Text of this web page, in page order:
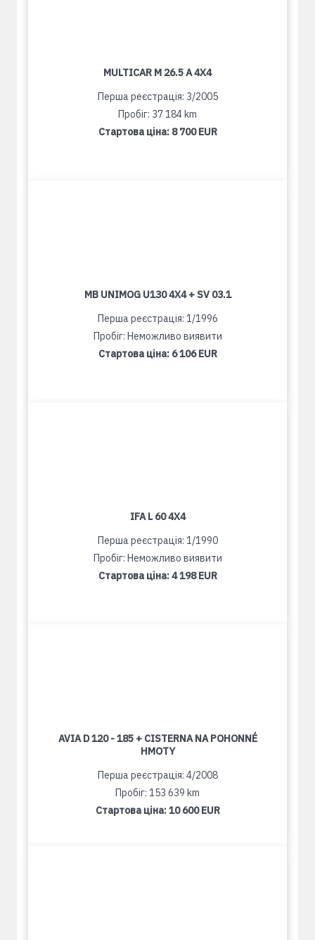
MULTICAR M 26.5 A 4X4
Перша реєстрація: 3/2005
Пробіг: 37 184 km
Стартова ціна: 8 700 EUR
MB UNIMOG U130 4X4 + SV 03.1
Перша реєстрація: 1/1996
Пробіг: Неможливо виявити
Стартова ціна: 6 106 EUR
IFA L 60 4X4
Перша реєстрація: 1/1990
Пробіг: Неможливо виявити
Стартова ціна:4 198 EUR
AVIA D 120 - 185 + CISTERNA NA POHONNÉ
HMOTY
Перша реєстрація: 4/2008
Пробіг: 153 639 km
Стартова ціна:10 600 EUR